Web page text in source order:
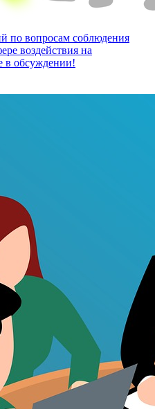
по вопросам соблюдения
воздействия на
в обсуждении!